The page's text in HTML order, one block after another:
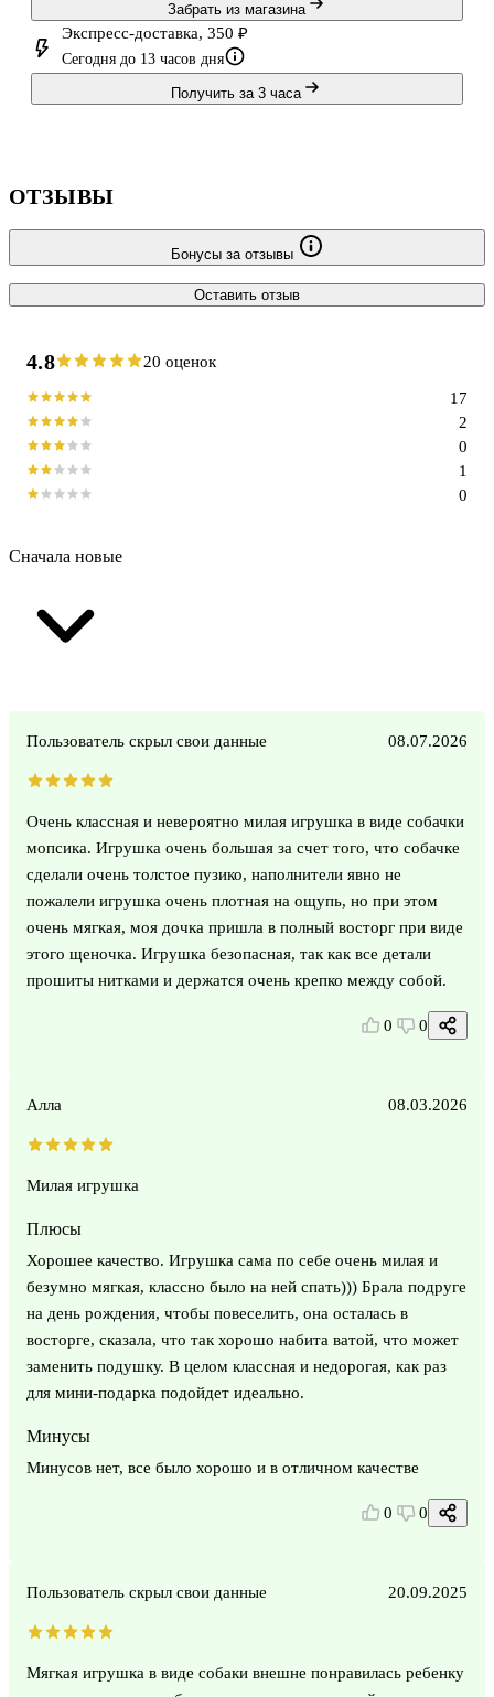
Забрать из магазина
Экспресс-доставка, 350 ₽
Сегодня до 13 часов дня
Получить за 3 часа
ОТЗЫВЫ
Бонусы за отзывы
Оставить отзыв
4.8 20 оценок
0
1
0
2
17
Сначала новые
Пользователь скрыл свои данные 08.07.2026
Очень классная и невероятно милая игрушка в виде собачки
мопсика. Игрушка очень большая за счет того, что собачке
сделали очень толстое пузико, наполнители явно не
пожалели игрушка очень плотная на ощупь, но при этом
очень мягкая, моя дочка пришла в полный восторг при виде
этого щеночка. Игрушка безопасная, так как все детали
прошиты нитками и держатся очень крепко между собой.
0 0
Алла 08.03.2026
Милая игрушка
Плюсы
Хорошее качество. Игрушка сама по себе очень милая и
безумно мягкая, классно было на ней спать))) Брала подруге
на день рождения, чтобы повеселить, она осталась в
восторге, сказала, что так хорошо набита ватой, что может
заменить подушку. В целом классная и недорогая, как раз
для мини-подарка подойдет идеально.
Минусы
Минусов нет, все было хорошо и в отличном качестве
0 0
Пользователь скрыл свои данные 20.09.2025
Мягкая игрушка в виде собаки внешне понравилась ребенку